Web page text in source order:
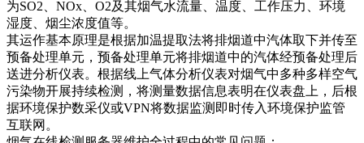
为SO2、NOx、O2及其烟气水流量、温度、工作压力、环境
湿度、烟尘浓度值等。
其运作基本原理是根据加温提取法将排烟道中汽体取下并传至
预备处理单元，预备处理单元将排烟道中的汽体经预备处理后
送进分析仪表。根据线上气体分析仪表对烟气中多种多样空气
污染物开展持续检测，将测量数据信息表明在仪表盘上，后根
据环境保护数采仪或VPN将数据监测即时传入环境保护监管
互联网。